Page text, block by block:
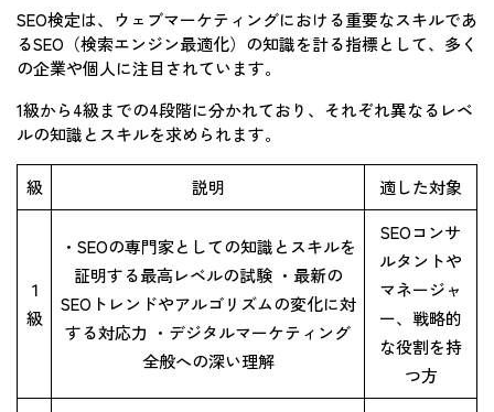
SEO検定は、ウェブマーケティングにおける重要なスキルであ
るSEO（検索エンジン最適化）の知識を計る指標として、多く
の企業や個人に注目されています。
1級から4級までの4段階に分かれており、それぞれ異なるレベ
ルの知識とスキルを求められます。
級 説明 適した対象
１
級
・SEOの専門家としての知識とスキルを
証明する最高レベルの試験 ・最新の
SEOトレンドやアルゴリズムの変化に対
する対応力 ・デジタルマーケティング
全般への深い理解
SEOコンサ
ルタントや
マネージャ
ー、戦略的
な役割を持
つ方